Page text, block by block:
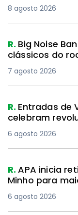
8 agosto 2026
R. Big Noise
clássicos do
7 agosto 2026
R. Entradas de
celebram
6 agosto 2026
R.APA inicia
Minho para
6 agosto 2026